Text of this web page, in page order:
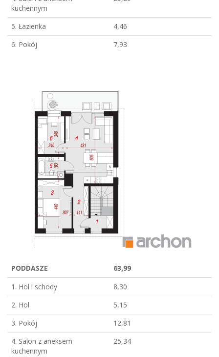
kuchennym
5. Łazienka
4,46
6. Pokój
7,93
PODDASZE
63,99
1. Hol i schody
8,30
2. Hol
5,15
3. Pokój
12,81
4. Salon z aneksem
kuchennym
25,34